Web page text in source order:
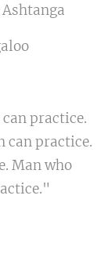
practice.
can practice.
Man who